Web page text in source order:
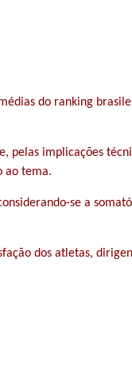
do ranking
implicações
ao tema.
se a
dos atletas,